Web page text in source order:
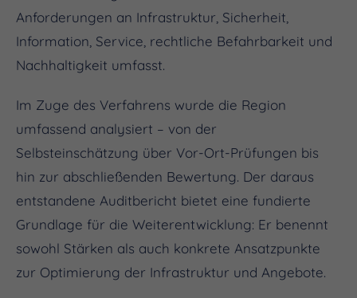
Anforderungen an Infrastruktur, Sicherheit,
Information, Service, rechtliche Befahrbarkeit und
Nachhaltigkeit umfasst.
Im Zuge des Verfahrens wurde die Region
umfassend analysiert – von der
Selbsteinschätzung über Vor-Ort-Prüfungen bis
hin zur abschließenden Bewertung. Der daraus
entstandene Auditbericht bietet eine fundierte
Grundlage für die Weiterentwicklung: Er benennt
sowohl Stärken als auch konkrete Ansatzpunkte
zur Optimierung der Infrastruktur und Angebote.